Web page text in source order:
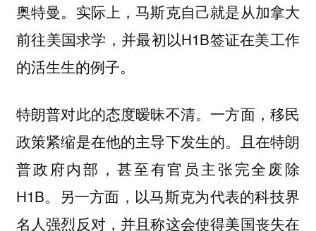
奥特曼。实际上，马斯克自己就是从加拿大
前往美国求学，并最初以H1B签证在美工作
的活生生的例子。
特朗普对此的态度暧昧不清。一方面，移民
政策紧缩是在他的主导下发生的。且在特朗
普政府内部，甚至有官员主张完全废除
H1B。另一方面，以马斯克为代表的科技界
名人强烈反对，并且称这会使得美国丧失在